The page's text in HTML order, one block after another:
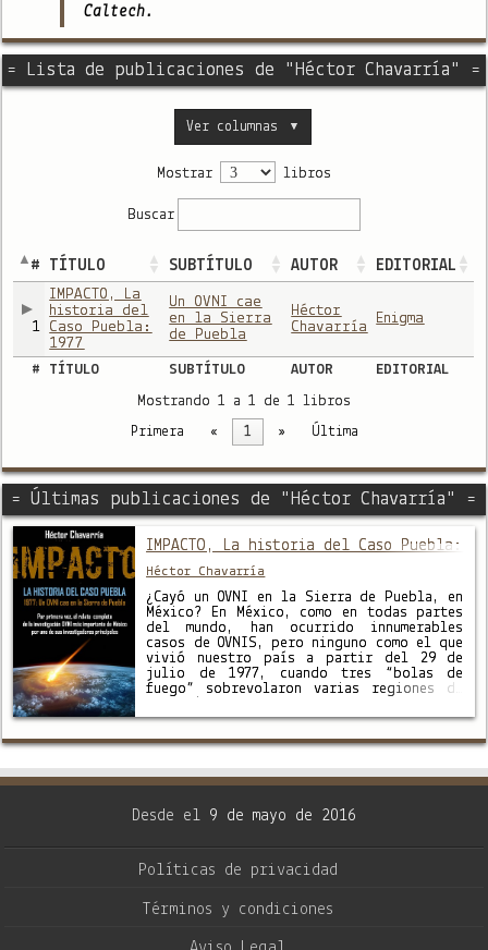
Caltech.
= Lista de publicaciones de "Héctor Chavarría" =
Ver columnas ▼
Mostrar libros
Buscar
# TÍTULO SUBTÍTULO AUTOR EDITORIAL
1
IMPACTO, La
historia del
Caso Puebla:
1977
Un OVNI cae
en la Sierra
de Puebla
Héctor
Chavarría
Enigma
# TÍTULO SUBTÍTULO AUTOR
EDITORIAL
Mostrando 1 a 1 de 1 libros
Primera « 1 » Última
= Últimas publicaciones de "Héctor Chavarría" =
IMPACTO, La historia del Caso Puebla:
Héctor Chavarría
¿Cayó un OVNI en la Sierra de Puebla, en
México? En México, como en todas partes
del mundo, han ocurrido innumerables
casos de OVNIS, pero ninguno como el que
vivió nuestro país a partir del 29 de
julio de 1977, cuando tres “bolas de
fuego” sobrevolaron varias regiones de
Desde el 9 de mayo de 2016
Políticas de privacidad
Términos y condiciones